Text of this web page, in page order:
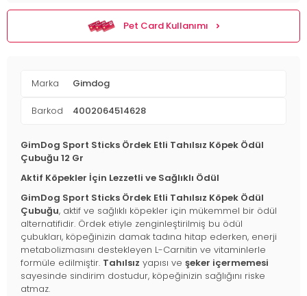
Pet Card Kullanımı
Marka Gimdog
Barkod 4002064514628
GimDog Sport Sticks Ördek Etli Tahılsız Köpek Ödül
Çubuğu 12 Gr
Aktif Köpekler İçin Lezzetli ve Sağlıklı Ödül
GimDog Sport Sticks Ördek Etli Tahılsız Köpek Ödül
Çubuğu, aktif ve sağlıklı köpekler için mükemmel bir ödül
alternatifidir. Ördek etiyle zenginleştirilmiş bu ödül
çubukları, köpeğinizin damak tadına hitap ederken, enerji
metabolizmasını destekleyen L-Carnitin ve vitaminlerle
formüle edilmiştir. Tahılsız yapısı ve şeker içermemesi
sayesinde sindirim dostudur, köpeğinizin sağlığını riske
atmaz.